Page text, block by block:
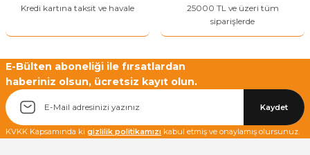
Yetkiliye Gönder
Kredi kartına taksit ve havale
25000 TL ve üzeri tüm
siparişlerde
E-Bülten aboneliği ile fırsatlardan
haberiniz olsun, ücretsiz kayıt olun.
Kaydet
KVKK Kapsamında ki gizlilik politikamızı kabul etmiş ve onaylamış olursunuz.